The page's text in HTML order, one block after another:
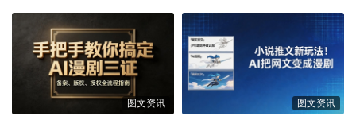
图文资讯 图文资讯